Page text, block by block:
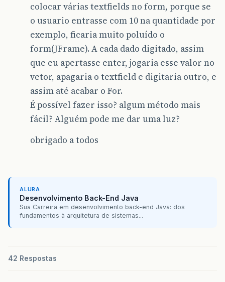
colocar várias textfields no form, porque se
o usuario entrasse com 10 na quantidade por
exemplo, ficaria muito poluído o
form(JFrame). A cada dado digitado, assim
que eu apertasse enter, jogaria esse valor no
vetor, apagaria o textfield e digitaria outro, e
assim até acabar o For.
É possível fazer isso? algum método mais
fácil? Alguém pode me dar uma luz?
obrigado a todos
ALURA
Desenvolvimento Back-End Java
Sua Carreira em desenvolvimento back-end Java: dos
fundamentos à arquitetura de sistemas...
42 Respostas